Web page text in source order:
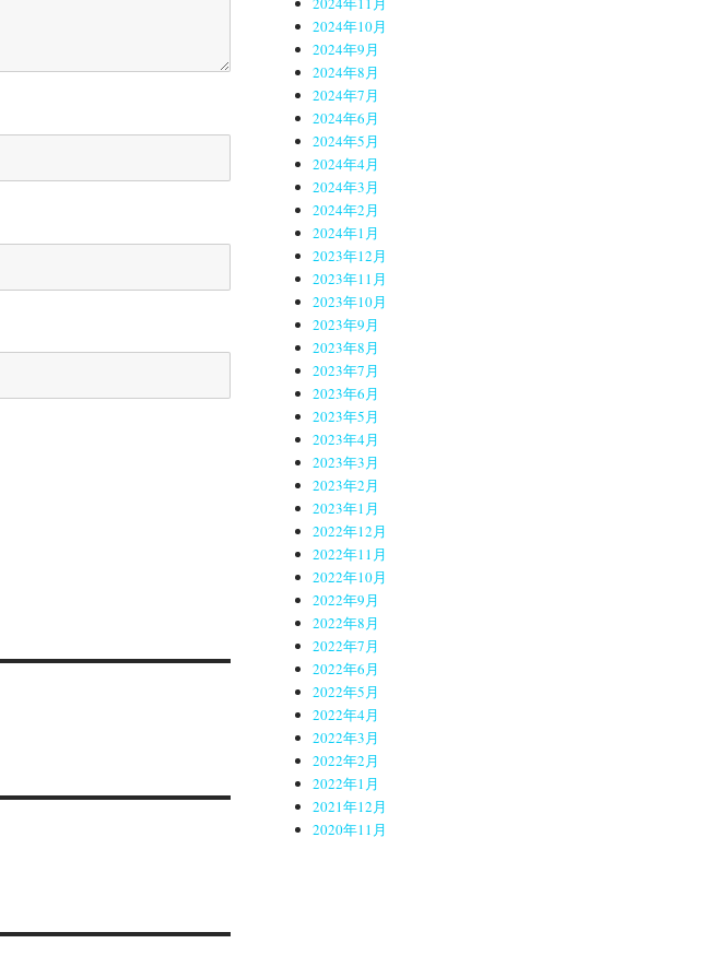
2024年10月
2024年9月
2024年8月
2024年7月
2024年6月
2024年5月
2024年4月
2024年3月
2024年2月
2024年1月
2023年12月
2023年11月
2023年10月
2023年9月
2023年8月
2023年7月
2023年6月
2023年5月
2023年4月
2023年3月
2023年2月
2023年1月
2022年12月
2022年11月
2022年10月
2022年9月
2022年8月
2022年7月
2022年6月
2022年5月
2022年4月
2022年3月
2022年2月
2022年1月
2021年12月
2020年11月